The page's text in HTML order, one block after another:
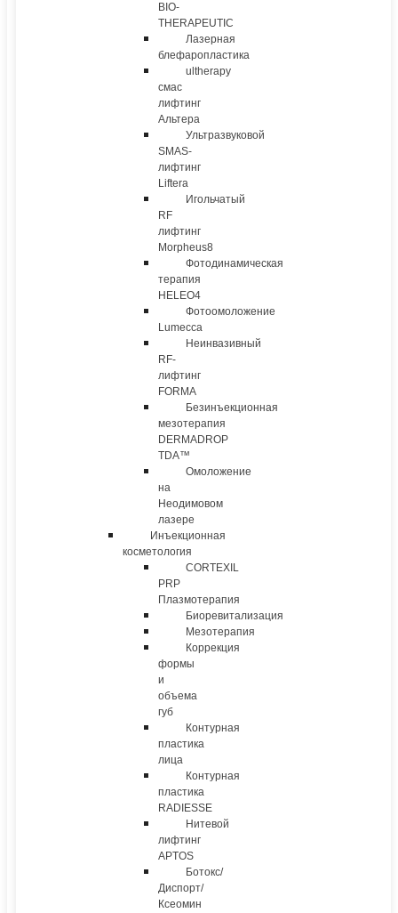
BIO-
THERAPEUTIC
Лазерная
блефаропластика
ultherapy
смас
лифтинг
Альтера
Ультразвуковой
SMAS-
лифтинг
Liftera
Игольчатый
RF
лифтинг
Morpheus8
Фотодинамическая
терапия
HELEO4
Фотоомоложение
Lumecca
Неинвазивный
RF-
лифтинг
FORMA
Безинъекционная
мезотерапия
DERMADROP
TDA™
Омоложение
на
Неодимовом
лазере
Инъекционная
косметология
CORTEXIL
PRP
Плазмотерапия
Биоревитализация
Мезотерапия
Коррекция
формы
и
объема
губ
Контурная
пластика
лица
Контурная
пластика
RADIESSE
Нитевой
лифтинг
APTOS
Ботокс/
Диспорт/
Ксеомин